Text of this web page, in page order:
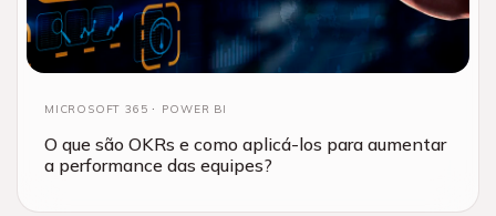
MICROSOFT 365 POWER BI
O que são OKRs e como aplicá-los para aumentar
a performance das equipes?